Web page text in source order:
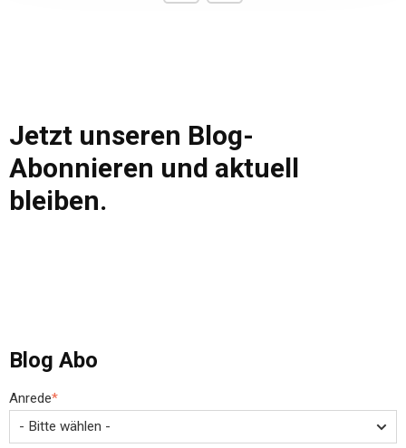
Jetzt unseren Blog-
Abonnieren und aktuell
bleiben.
Blog Abo
Anrede*